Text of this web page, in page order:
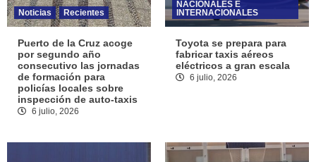
Noticias Recientes
Puerto de la Cruz acoge
por segundo año
consecutivo las jornadas
de formación para
policías locales sobre
inspección de auto-taxis
6 julio, 2026
NACIONALES E
INTERNACIONALES
Toyota se prepara para
fabricar taxis aéreos
eléctricos a gran escala
6 julio, 2026